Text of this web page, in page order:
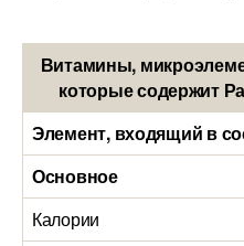
Витамины,
которые содержит
Элемент, входящий в
Основное
Калории